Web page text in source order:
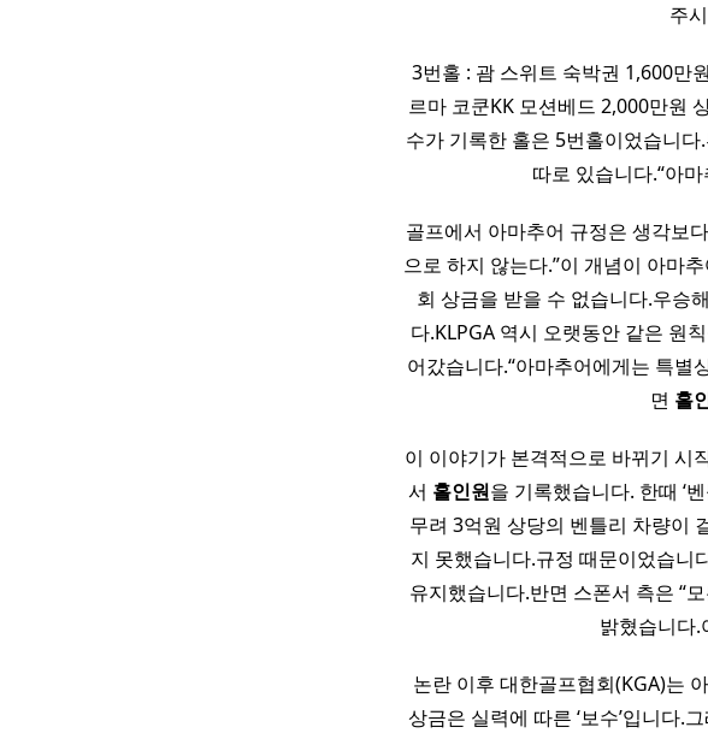
주
3번홀 : 괌 스위트 숙박권 1,600만
르마 코쿤KK 모션베드 2,000만원
수가 기록한 홀은 5번홀이었습니
따로 있습니다.“아
골프에서 아마추어 규정은 생각보
으로 하지 않는다.”이 개념이 아마
회 상금을 받을 수 없습니다.우승
다.KLPGA 역시 오랫동안 같은 원
어갔습니다.“아마추어에게는 특별
면 홀
이 이야기가 본격적으로 바뀌기 시
서 홀인원을 기록했습니다. 한때 ‘
무려 3억원 상당의 벤틀리 차량이
지 못했습니다.규정 때문이었습니
유지했습니다.반면 스폰서 측은 “
밝혔습니다.
논란 이후 대한골프협회(KGA)는
상금은 실력에 따른 ‘보수’입니다.